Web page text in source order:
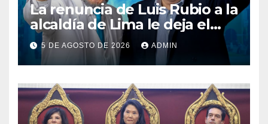
La renuncia de Luis Rubio a la
alcaldía de Lima le deja el
camino libre a Rafael López
Aliaga
5 DE AGOSTO DE 2026 ADMIN